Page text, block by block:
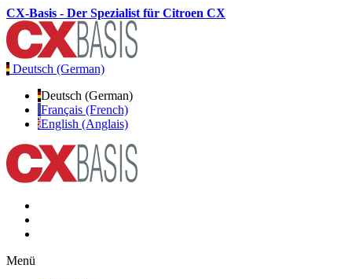
CX-Basis - Der Spezialist für Citroen CX
Deutsch (German)
Deutsch (German)
Français (French)
English (Anglais)
Menü